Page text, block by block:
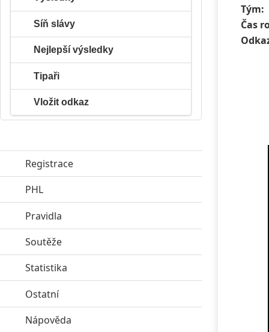
Tým:
Čas
Síň slávy
Nejlepší výsledky
Tipaři
Vložit odkaz
Registrace
PHL
Pravidla
Soutěže
Statistika
Ostatníclick to expand contents
Nápověda